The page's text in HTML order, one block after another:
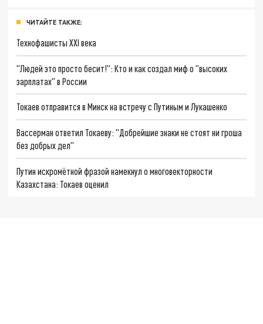
ЧИТАЙТЕ ТАКЖЕ:
Технофашисты XXI века
"Людей это просто бесит!": Кто и как создал миф о "высоких
зарплатах" в России
Токаев отправится в Минск на встречу с Путиным и Лукашенко
Вассерман ответил Токаеву: "Добрейшие знаки не стоят ни гроша
без добрых дел"
Путин искромётной фразой намекнул о многовекторности
Казахстана: Токаев оценил